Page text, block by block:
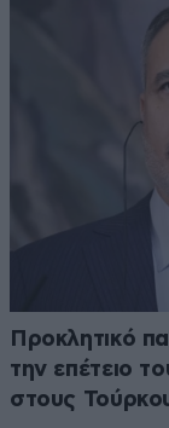
Προκλητικό
την επέτειο
στους